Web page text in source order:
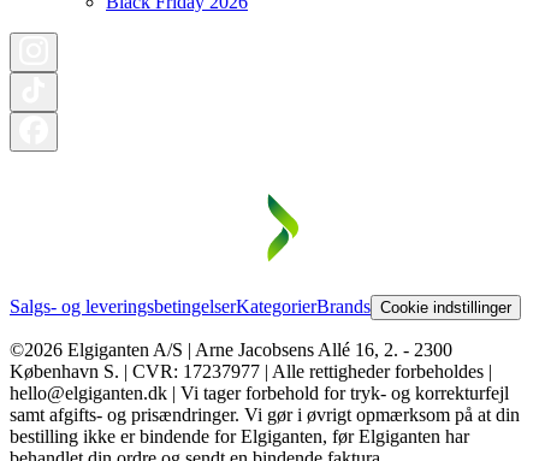
Salgs- og leveringsbetingelserKategorierBrands Cookie indstillinger
©2026 Elgiganten A/S | Arne Jacobsens Allé 16, 2. - 2300
København S. | CVR: 17237977 | Alle rettigheder forbeholdes |
hello@elgiganten.dk | Vi tager forbehold for tryk- og korrekturfejl
samt afgifts- og prisændringer. Vi gør i øvrigt opmærksom på at din
bestilling ikke er bindende for Elgiganten, før Elgiganten har